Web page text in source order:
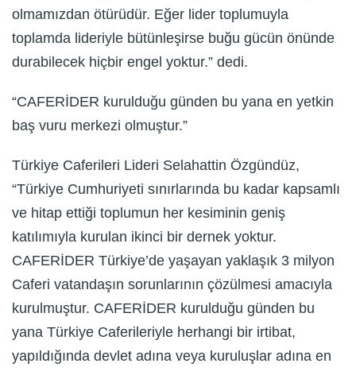
olmamızdan ötürüdür. Eğer lider toplumuyla
toplamda lideriyle bütünleşirse buğu gücün önünde
durabilecek hiçbir engel yoktur.” dedi.
“CAFERİDER kurulduğu günden bu yana en yetkin
baş vuru merkezi olmuştur.”
Türkiye Caferileri Lideri Selahattin Özgündüz,
“Türkiye Cumhuriyeti sınırlarında bu kadar kapsamlı
ve hitap ettiği toplumun her kesiminin geniş
katılımıyla kurulan ikinci bir dernek yoktur.
CAFERİDER Türkiye’de yaşayan yaklaşık 3 milyon
Caferi vatandaşın sorunlarının çözülmesi amacıyla
kurulmuştur. CAFERİDER kurulduğu günden bu
yana Türkiye Caferileriyle herhangi bir irtibat,
yapıldığında devlet adına veya kuruluşlar adına en